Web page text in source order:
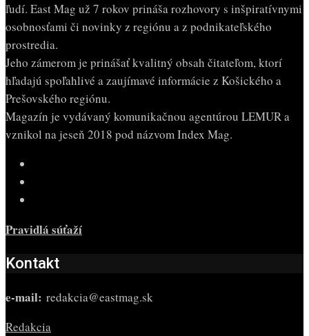
ľudí. East Mag už 7 rokov prináša rozhovory s inšpiratívnymi
osobnosťami či novinky z regiónu a z podnikateľského
prostredia.
Jeho zámerom je prinášať kvalitný obsah čitateľom, ktorí
hľadajú spoľahlivé a zaujímavé informácie z Košického a
Prešovského regiónu.
Magazín je vydávaný komunikačnou agentúrou LEMUR a
vznikol na jeseň 2018 pod názvom Index Mag.
Pravidlá súťaží
Kontakt
e-mail: redakcia@eastmag.sk
Redakcia